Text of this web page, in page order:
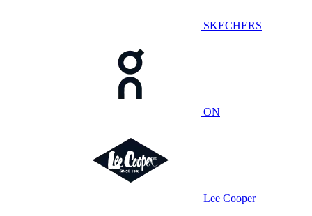
SKECHERS
ON
Lee Cooper